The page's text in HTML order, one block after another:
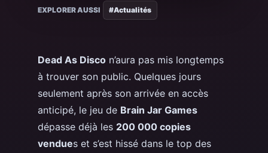
EXPLORER AUSSI #Actualités
Dead As Discon’aura pas mis longtemps
à trouver son public. Quelques jours
seulement après son arrivée en accès
anticipé, le jeu de Brain Jar Games
dépasse déjà les 200 000 copies
vendues et s’est hissé dans le top des